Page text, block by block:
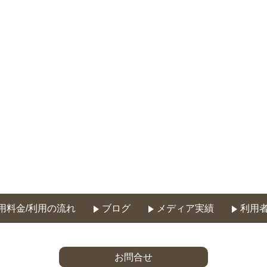
料金/利用の流れ ブログ メディア実績 利用
お問合せ